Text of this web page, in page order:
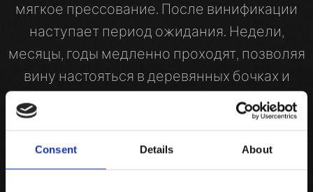
Consent Details About
мягкое прессование. После винификации
наступает период ожидания. Недели,
месяцы, годы медленно проходят, позволяя
вину настояться в деревянных бочках и
сформировать характер. Человек здесь —
уважительный посредник, передатчик
даров природы. Он находится в постоянном
поиске гармонии, создаваемой на